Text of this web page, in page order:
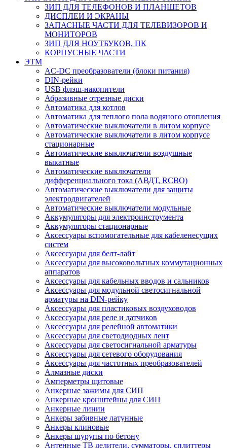
ЗИП ДЛЯ ТЕЛЕФОНОВ И ПЛАНШЕТОВ
ДИСПЛЕИ И ЭКРАНЫ
ЗАПАСНЫЕ ЧАСТИ ДЛЯ ТЕЛЕВИЗОРОВ И
МОНИТОРОВ
ЗИП ДЛЯ НОУТБУКОВ, ПК
КОРПУСНЫЕ ЧАСТИ
ЭТМ
AC-DC преобразователи (блоки питания)
DIN-рейки
USB флэш-накопители
Абразивные отрезные диски
Автоматика для котлов
Автоматика для теплого пола водяного отопления
Автоматические выключатели в литом корпусе
Автоматические выключатели в литом корпусе
стационарные
Автоматические выключатели воздушные
выкатные
Автоматические выключатели
дифференциального тока (АВДТ, RCBO)
Автоматические выключатели для защиты
электродвигателей
Автоматические выключатели модульные
Аккумуляторы для электроинструмента
Аккумуляторы стационарные
Аксессуары вспомогательные для кабеленесущих
систем
Аксессуары для белт-лайт
Аксессуары для высоковольтных коммутационных
аппаратов
Аксессуары для кабельных вводов и сальников
Аксессуары для модульной светосигнальной
арматуры на DIN-рейку
Аксессуары для пластиковых воздуховодов
Аксессуары для реле и датчиков
Аксессуары для релейной автоматики
Аксессуары для светодиодных лент
Аксессуары для светосигнальной арматуры
Аксессуары для сетевого оборудования
Аксессуары для частотных преобразователей
Алмазные диски
Амперметры щитовые
Анкерные зажимы для СИП
Анкерные кронштейны для СИП
Анкерные линии
Анкеры забивные латунные
Анкеры клиновые
Анкеры шурупы по бетону
Антенные ТВ делители, сумматоры, сплиттеры